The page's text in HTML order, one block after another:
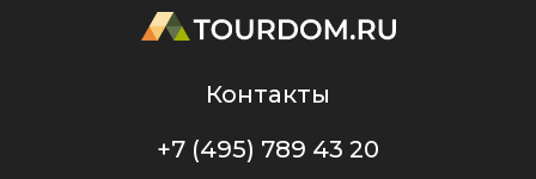
Контакты
+7 (495) 789 43 20